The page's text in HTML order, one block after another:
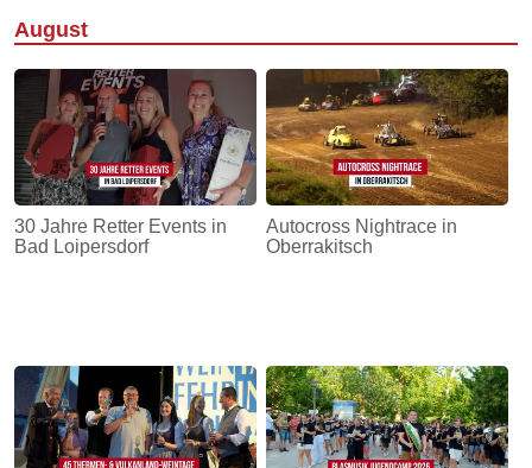
August
30 Jahre Retter Events in
Bad Loipersdorf
Autocross Nightrace in
Oberrakitsch